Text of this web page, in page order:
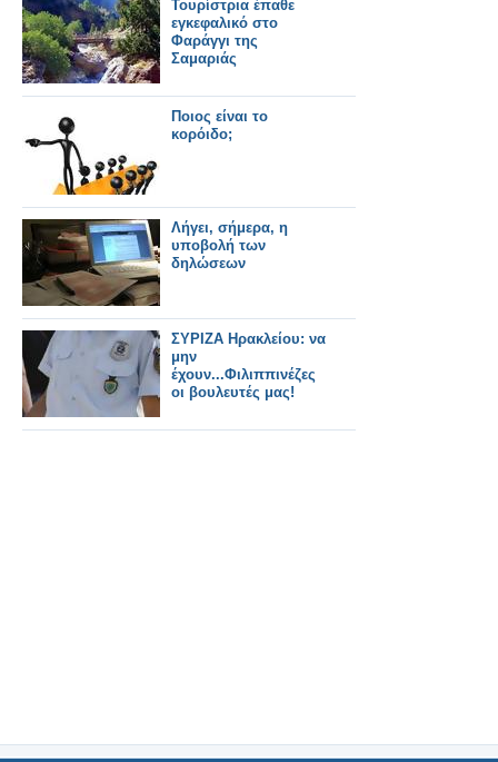
Τουρίστρια έπαθε
εγκεφαλικό στο
Φαράγγι της
Σαμαριάς
Ποιος είναι το
κορόιδο;
Λήγει, σήμερα, η
υποβολή των
δηλώσεων
ΣΥΡΙΖΑ Ηρακλείου: να
μην
έχουν...Φιλιππινέζες
οι βουλευτές μας!